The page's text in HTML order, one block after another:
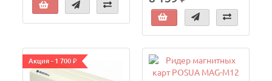
Акция - 1 700 ₽